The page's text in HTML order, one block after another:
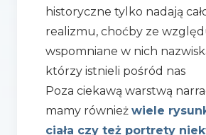
historyczne tylko nadają
realizmu, choćby ze
wspomniane w nich
którzy istnieli pośród nas
Poza ciekawą warstwą
mamy również wiele
ciała czy też portrety